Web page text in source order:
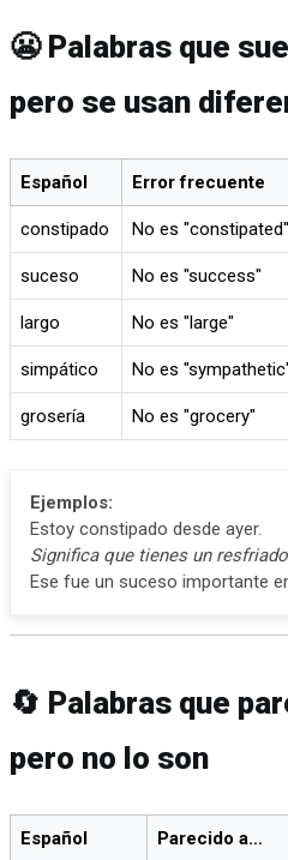
😬 Palabras que
pero se usan
Español Error frecuente
constipado No es "constipated"
suceso No es "success"
largo No es "large"
simpático No es
grosería No es "grocery"
Ejemplos:
Estoy constipado desde ayer.
Significa que tienes un
Ese fue un suceso importante
🔄 Palabras que
pero no lo son
Español Parecido a…